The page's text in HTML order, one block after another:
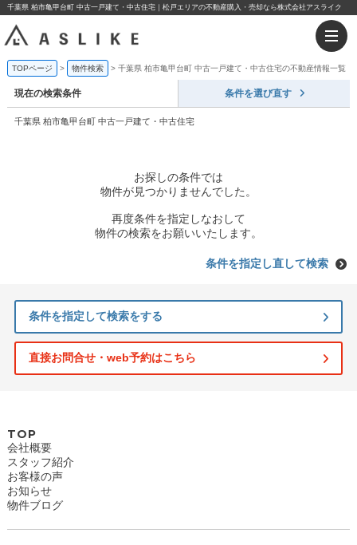
千葉県 柏市亀甲台町 中古一戸建て・中古住宅｜松戸エリアの不動産購入・売却なら株式会社アスライク
TOPページ 物件検索 千葉県 柏市亀甲台町 中古一戸建て・中古住宅の不動産情報一覧
現在の検索条件 条件を選び直す
千葉県 柏市亀甲台町 中古一戸建て・中古住宅
お探しの条件では
物件が見つかりませんでした。
再度条件を指定しなおして
物件の検索をお願いいたします。
条件を指定し直して検索
条件を指定して検索をする
直接お問合せ・web予約はこちら
TOP
会社概要
スタッフ紹介
お客様の声
お知らせ
物件ブログ